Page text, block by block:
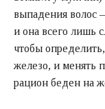
выпадения волос
и она всего лишь
чтобы
железо, и менять
рацион беден на